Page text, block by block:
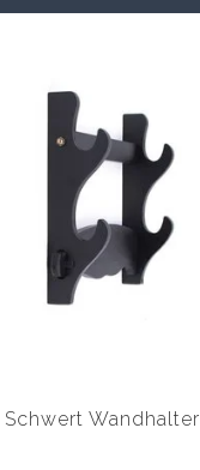
Schwert Wandhalter